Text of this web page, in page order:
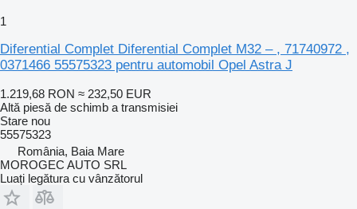
1
Diferential Complet Diferential Complet M32 – , 71740972 ,
0371466 55575323 pentru automobil Opel Astra J
1.219,68 RON ≈ 232,50 EUR
Altă piesă de schimb a transmisiei
Stare nou
55575323
România, Baia Mare
MOROGEC AUTO SRL
Luați legătura cu vânzătorul